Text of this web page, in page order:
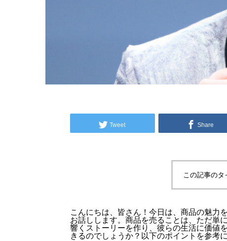
Tweet Share
この記事のタ
こんにちは、皆さん！今日は、商品の魅力
お話しします。商品を売ることは、ただ単
響くストーリーを作り、彼らの生活に価値
きるのでしょうか？以下のポイントを参考